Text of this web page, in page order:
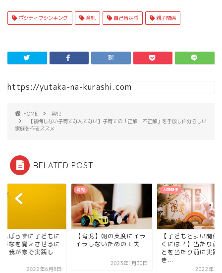
ポジティブシンキング 育児 自己肯定感 親子関係
https://yutaka-na-kurashi.com
HOME
育児
【後悔しない子育てなんてない】子育ての「正解・不正解」を手放し自分らしい
家庭を作るススメ
RELATED POST
んばらずに子どもに
がなを覚えさせるに
】我が家で実践し
2022年6月8日
育児
【育児】朝の支度にイラ
イラしないための工夫
2023年1月30日
人間関係
【子どもとよい関係
くには？】当たり前
とを当たり前に実践
き...
2022年3